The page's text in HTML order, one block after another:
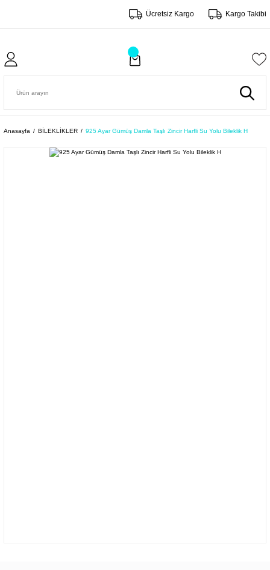
Ücretsiz Kargo Kargo Takibi
Anasayfa BİLEKLİKLER 925 Ayar Gümüş Damla Taşlı Zincir Harfli Su Yolu Bileklik H